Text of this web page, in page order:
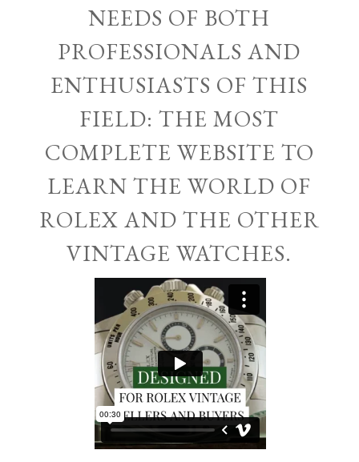
NEEDS OF BOTH
PROFESSIONALS AND
ENTHUSIASTS OF THIS
FIELD: THE MOST
COMPLETE WEBSITE TO
LEARN THE WORLD OF
ROLEX AND THE OTHER
VINTAGE WATCHES.